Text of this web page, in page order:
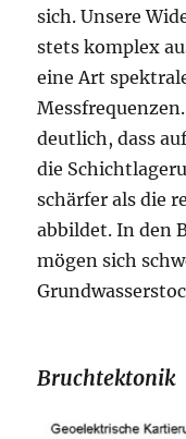
sich. Unsere
stets komplex
eine Art
deutlich, dass
die
schärfer als die
abbildet. In den
mögen sich
Bruchtektonik